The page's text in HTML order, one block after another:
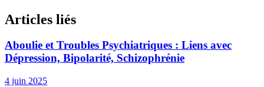
Articles liés
Aboulie et Troubles Psychiatriques : Liens avec
Dépression, Bipolarité, Schizophrénie
4 juin 2025